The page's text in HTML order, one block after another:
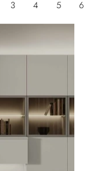
3 4 5 6